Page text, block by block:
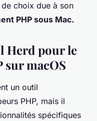
choix due à son
PHP sous Mac.
Herd pour le
sur macOS
un outil
PHP, mais il
spécifiques